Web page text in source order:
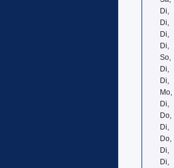
Di,
Di,
Di,
Di,
So,
Di,
Di,
Mo,
Di,
Do,
Di,
Do,
Di,
Di,